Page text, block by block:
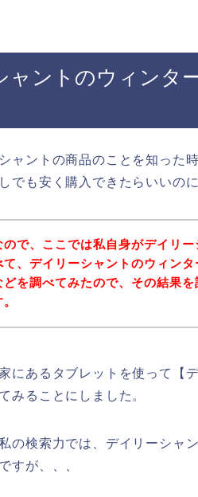
ャントのウィンタ
ャントの商品のことを知った
でも安く購入できたらいいの
ので、ここでは私自身がデイリ
て、デイリーシャントのウィン
どを調べてみたので、その結果
にあるタブレットを使って【
みることにしました。
の検索力では、デイリーシャ
すが、、、